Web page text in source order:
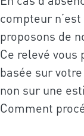
compteur
proposons de
Ce relevé
basée sur
non sur une
Comment